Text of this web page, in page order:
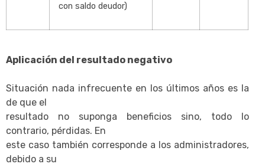
con saldo deudor)
Aplicación del resultado negativo
Situación nada infrecuente en los últimos años es la
de que el
resultado no suponga beneficios sino, todo lo
contrario, pérdidas. En
este caso también corresponde a los administradores,
debido a su